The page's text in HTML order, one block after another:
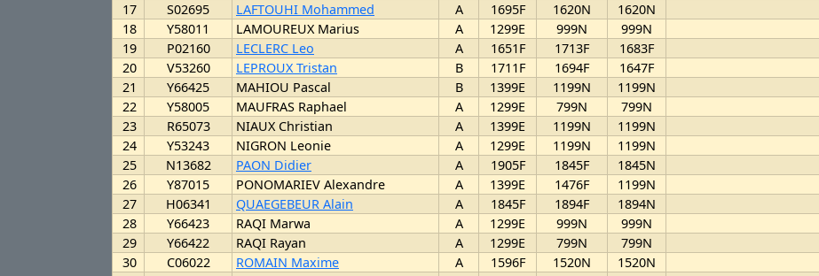
17
S02695 LAFTOUHI Mohammed A 1695F 1620N
1620N
18
Y58011 LAMOUREUX Marius A 1299E 999N
999N
19
P02160 LECLERC Leo A 1651F 1713F
1683F
20
V53260 LEPROUX Tristan B 1711F 1694F
1647F
21
Y66425 MAHIOU Pascal B 1399E 1199N
1199N
22
Y58005 MAUFRAS Raphael A 1299E 799N
799N
23
R65073 NIAUX Christian A 1399E 1199N
1199N
24
Y53243 NIGRON Leonie A 1299E 1199N
1199N
25
N13682 PAON Didier A 1905F 1845F
1845N
26
Y87015 PONOMARIEV Alexandre A 1399E 1476F
1199N
27
H06341 QUAEGEBEUR Alain A 1845F 1894F
1894N
28
Y66423 RAQI Marwa A 1299E 999N
999N
29
Y66422 RAQI Rayan A 1299E 799N
799N
30
C06022 ROMAIN Maxime A 1596F 1520N
1520N